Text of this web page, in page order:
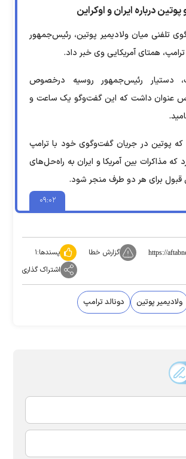
درباره ایران و اوکراین
۰۹:۰۲
تلفنی میان ولادیمیر پوتین، رئیس‌جمهور
همتای آمریکایی وی خبر داد.
دستیار رئیس‌جمهور روسیه درخصوص
عنوان داشت که این گفت‌وگو یک ساعت و
پوتین در جریان گفت‌وگوی خود با ترامپ
که مذاکرات بین آمریکا و ایران به راه‌حل‌های
قبول برای هر دو طرف منجر شود.
https:// گزارش خطا پسندها:۱
اشتراک گذاری
ولادیمیر پوتین دونالد ترامپ